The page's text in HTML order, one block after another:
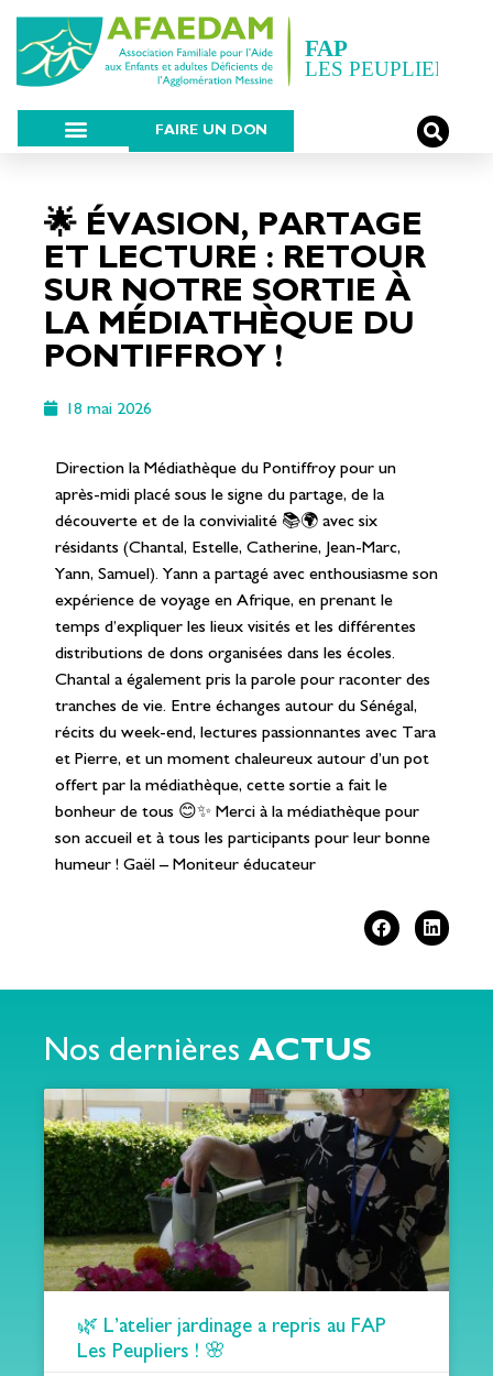
FAIRE UN DON
🌟 ÉVASION, PARTAGE
ET LECTURE : RETOUR
SUR NOTRE SORTIE À
LA MÉDIATHÈQUE DU
PONTIFFROY !
18 mai 2026
Direction la Médiathèque du Pontiffroy pour un
après-midi placé sous le signe du partage, de la
découverte et de la convivialité 📚🌍 avec six
résidants (Chantal, Estelle, Catherine, Jean-Marc,
Yann, Samuel). Yann a partagé avec enthousiasme son
expérience de voyage en Afrique, en prenant le
temps d’expliquer les lieux visités et les différentes
distributions de dons organisées dans les écoles.
Chantal a également pris la parole pour raconter des
tranches de vie. Entre échanges autour du Sénégal,
récits du week-end, lectures passionnantes avec Tara
et Pierre, et un moment chaleureux autour d’un pot
offert par la médiathèque, cette sortie a fait le
bonheur de tous 😊✨ Merci à la médiathèque pour
son accueil et à tous les participants pour leur bonne
humeur ! Gaël – Moniteur éducateur
Nos dernières ACTUS
🌿 L’atelier jardinage a repris au FAP
Les Peupliers ! 🌸